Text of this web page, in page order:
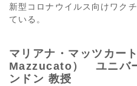
新型コロナウイルス向けワク
ている。
マリアナ・マッツカー
Mazzucato） ユニバ
ンドン 教授